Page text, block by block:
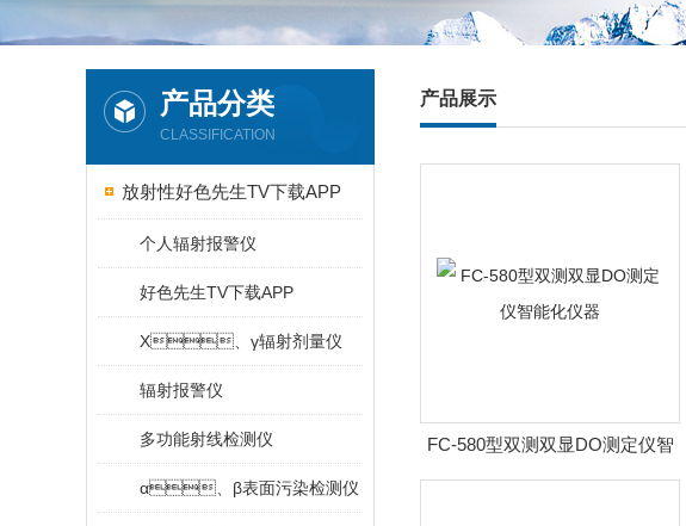
产品分类
CLASSIFICATION
放射性好色先生TV下载APP
个人辐射报警仪
好色先生TV下载APP
X、γ辐射剂量仪
辐射报警仪
多功能射线检测仪
α、β表面污染检测仪
产品展示
FC-580型双测双显DO测定仪智
能化仪器